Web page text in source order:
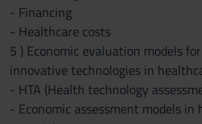
- Financing
- Healthcare costs
5 ) Economic evaluation models
innovative technologies in
- HTA (Health technology
- Economic assessment models in